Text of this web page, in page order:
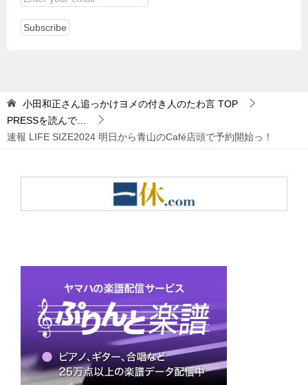
小田和正さん追っかけヨメの付き人のたわ言 TOP
PRESSを読んで…
速報 LIFE SIZE2024 明日から青山のCafé店頭で予約開始っ！